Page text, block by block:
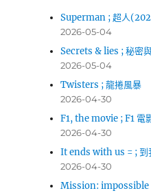
Superman ; 超人
2026-05-04
Secrets & lies ; 秘密
2026-05-04
Twisters ; 龍捲風暴
2026-04-30
F1, the movie ; F1 電
2026-04-30
It ends with us = ; 到
2026-04-30
Mission: